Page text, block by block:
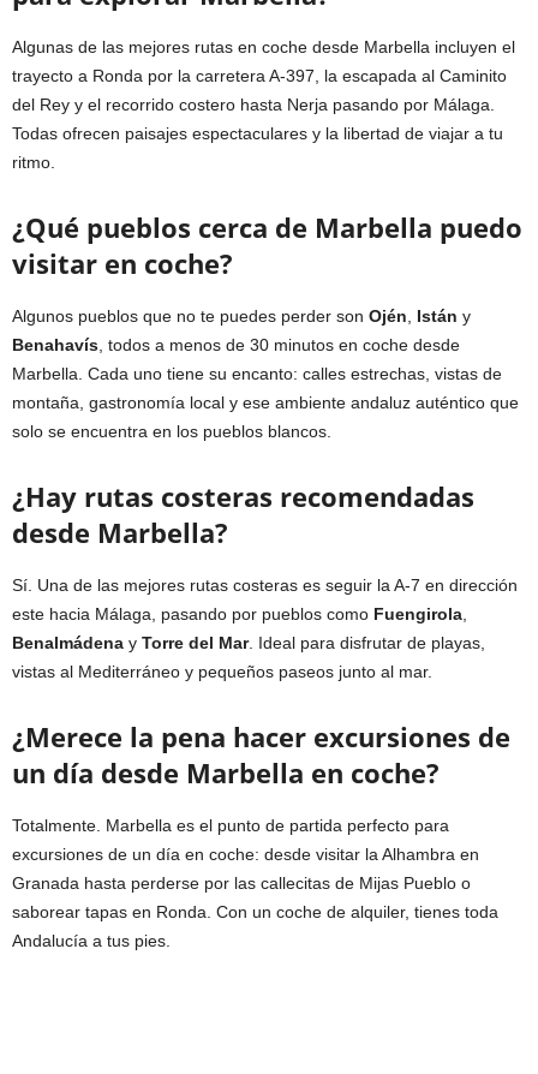
Algunas de las mejores rutas en coche desde Marbella incluyen el
trayecto a Ronda por la carretera A-397, la escapada al Caminito
del Rey y el recorrido costero hasta Nerja pasando por Málaga.
Todas ofrecen paisajes espectaculares y la libertad de viajar a tu
ritmo.
¿Qué pueblos cerca de Marbella puedo
visitar en coche?
Algunos pueblos que no te puedes perder son Ojén Istán y
Benahavís , todos a menos de 30 minutos en coche desde
Marbella. Cada uno tiene su encanto: calles estrechas, vistas de
montaña, gastronomía local y ese ambiente andaluz auténtico que
solo se encuentra en los pueblos blancos.
¿Hay rutas costeras recomendadas
desde Marbella?
Sí. Una de las mejores rutas costeras es seguir la A-7 en dirección
este hacia Málaga, pasando por pueblos como Fuengirola
Benalmádena y Torre del Mar. Ideal para disfrutar de playas,
vistas al Mediterráneo y pequeños paseos junto al mar.
¿Merece la pena hacer excursiones de
un día desde Marbella en coche?
Totalmente. Marbella es el punto de partida perfecto para
excursiones de un día en coche: desde visitar la Alhambra en
Granada hasta perderse por las callecitas de Mijas Pueblo o
saborear tapas en Ronda. Con un coche de alquiler, tienes toda
Andalucía a tus pies.